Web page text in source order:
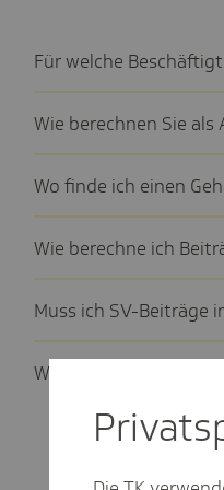
Für welche
Wie berechnen Sie
Wo finde ich einen
Wie berechne ich
Muss ich SV-Beiträge
Welche Ausnahmen